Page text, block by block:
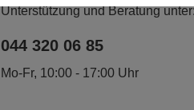
Unterstützung und Beratung
044 320 06 85
Mo-Fr, 10:00 - 17:00 Uhr